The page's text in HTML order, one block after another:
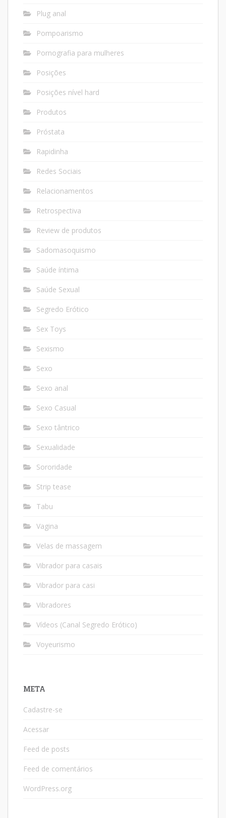
Plug anal
Pompoarismo
Pornografia para mulheres
Posições
Posições nível hard
Produtos
Próstata
Rapidinha
Redes Sociais
Relacionamentos
Retrospectiva
Review de produtos
Sadomasoquismo
Saúde íntima
Saúde Sexual
Segredo Erótico
Sex Toys
Sexismo
Sexo
Sexo anal
Sexo Casual
Sexo tântrico
Sexualidade
Sororidade
Strip tease
Tabu
Vagina
Velas de massagem
Vibrador para casais
Vibrador para casi
Vibradores
Vídeos (Canal Segredo Erótico)
Voyeurismo
META
Cadastre-se
Acessar
Feed de posts
Feed de comentários
WordPress.org